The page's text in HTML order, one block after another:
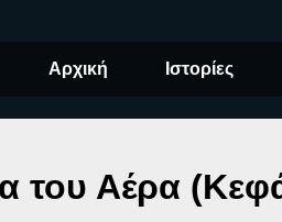
Αρχική Ιστορίες
του Αέρα